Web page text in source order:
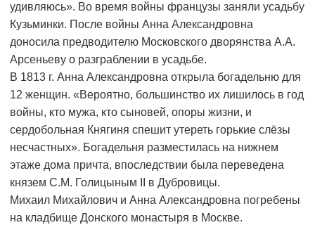
удивляюсь». Во время войны французы заняли усадьбу
Кузьминки. После войны Анна Александровна
доносила предводителю Московского дворянства А.А.
Арсеньеву о разграблении в усадьбе.
В 1813 г. Анна Александровна открыла богадельню для
12 женщин. «Вероятно, большинство их лишилось в год
войны, кто мужа, кто сыновей, опоры жизни, и
сердобольная Княгиня спешит утереть горькие слёзы
несчастных». Богадельня разместилась на нижнем
этаже дома причта, впоследствии была переведена
князем С.М. Голицыным II в Дубровицы.
Михаил Михайлович и Анна Александровна погребены
на кладбище Донского монастыря в Москве.